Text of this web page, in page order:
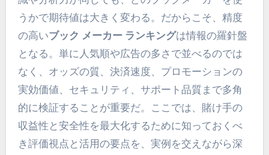
うかで期待値は大きく変わる。だからこそ、精度
の高いブック メーカー ランキングは情報の羅針盤
となる。単に人気順や広告の多さで並べるのでは
なく、オッズの質、決済速度、プロモーションの
実効価値、セキュリティ、サポート品質まで多角
的に検証することが重要だ。ここでは、賭け手の
収益性と安全性を最大化するために知っておくべ
き評価視点と活用の要点を、実例を交えながら深